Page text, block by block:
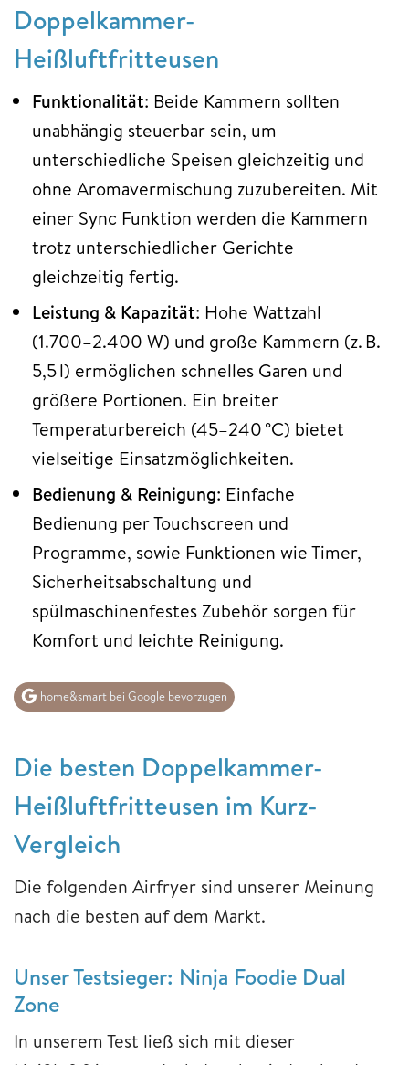
Doppelkammer-
Heißluftfritteusen
Funktionalität: Beide Kammern sollten
unabhängig steuerbar sein, um
unterschiedliche Speisen gleichzeitig und
ohne Aromavermischung zuzubereiten. Mit
einer Sync Funktion werden die Kammern
trotz unterschiedlicher Gerichte
gleichzeitig fertig.
Leistung & Kapazität: Hohe Wattzahl
(1.700–2.400 W) und große Kammern (z. B.
5,5 l) ermöglichen schnelles Garen und
größere Portionen. Ein breiter
Temperaturbereich (45–240 °C) bietet
vielseitige Einsatzmöglichkeiten.
Bedienung & Reinigung: Einfache
Bedienung per Touchscreen und
Programme, sowie Funktionen wie Timer,
Sicherheitsabschaltung und
spülmaschinenfestes Zubehör sorgen für
Komfort und leichte Reinigung.
home&smart bei Google bevorzugen
Die besten Doppelkammer-
Heißluftfritteusen im Kurz-
Vergleich
Die folgenden Airfryer sind unserer Meinung
nach die besten auf dem Markt.
Unser Testsieger: Ninja Foodie Dual
Zone
In unserem Test ließ sich mit dieser